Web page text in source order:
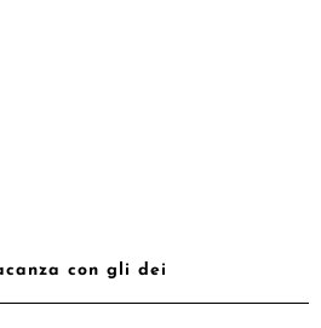
con gli dei